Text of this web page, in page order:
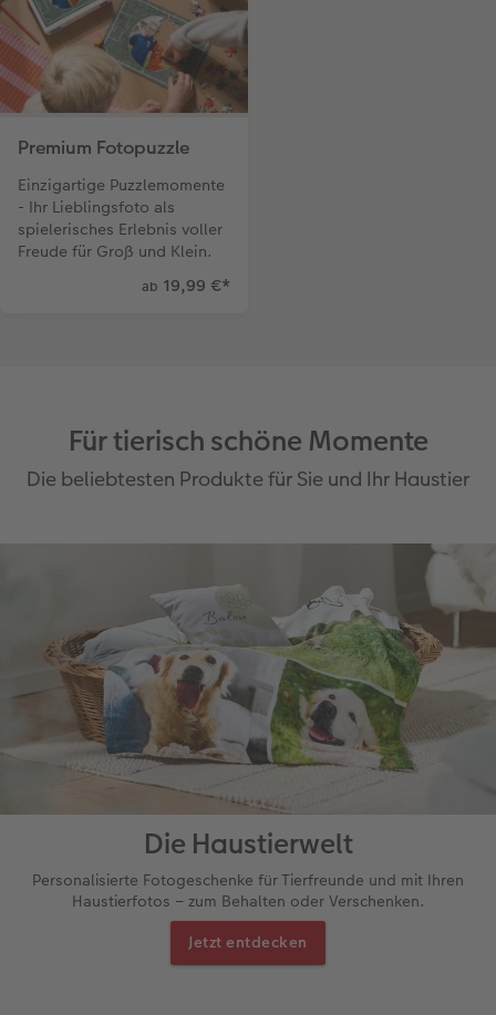
Premium Fotopuzzle
Einzigartige Puzzlemomente
- Ihr Lieblingsfoto als
spielerisches Erlebnis voller
Freude für Groß und Klein.
ab 19,99 €*
Für tierisch schöne Momente
Die beliebtesten Produkte für Sie und Ihr Haustier
Die Haustierwelt
Personalisierte Fotogeschenke für Tierfreunde und mit Ihren
Haustierfotos – zum Behalten oder Verschenken.
Jetzt entdecken